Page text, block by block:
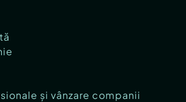
și vânzare companii